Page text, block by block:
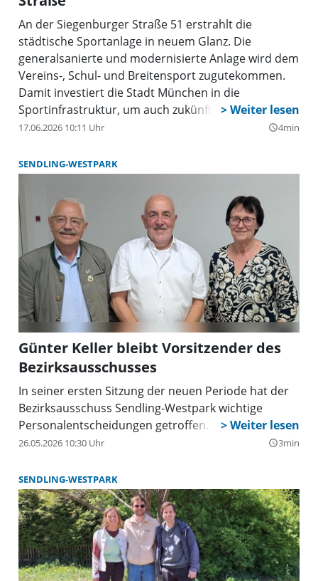
An der Siegenburger Straße 51 erstrahlt die
städtische Sportanlage in neuem Glanz. Die
generalsanierte und modernisierte Anlage wird dem
Vereins-, Schul- und Breitensport zugutekommen.
Damit investiert die Stadt München in die
Sportinfrastruktur, um auch zukünftig allen
Münchnern die Gelegenheit zu bieten, ihrer Sportart
liegen bei knapp 21 Millionen Euro.
17.06.2026 10:11 Uhr query_builder4min
SENDLING-WESTPARK
Günter Keller bleibt Vorsitzender des
Bezirksausschusses
In seiner ersten Sitzung der neuen Periode hat der
Bezirksausschuss Sendling-Westpark wichtige
Personalentscheidungen getroffen.
26.05.2026 10:30 Uhr query_builder3min
SENDLING-WESTPARK